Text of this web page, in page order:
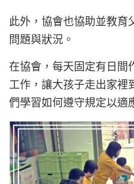
此外，協會也協助並教育
問題與狀況。
在協會，每天固定有日間
工作，讓大孩子走出家裡
們學習如何遵守規定以適